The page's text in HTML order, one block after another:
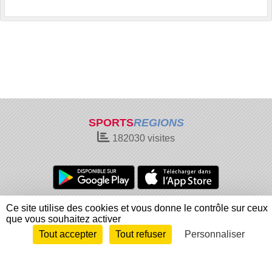
SPORTSREGIONS
182030 visites
Charte cookies
Gestion des cookies
Informations légales
Signaler un contenu inapproprié
Envie de participer ?
Connexion
Ce site utilise des cookies et vous donne le contrôle sur ceux
que vous souhaitez activer
Tout accepter
Tout refuser Personnaliser